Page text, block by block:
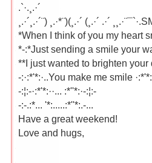
.`·.¸.·´
¸.·´¸.·´¨) ¸.·*¨)(¸.·´ (¸.·´ .·´
*When I think of you my heart
*-:*Just sending a smile your
**I just wanted to brighten your
-:·:*'*:·..You make me smile
-:¦:-·:*'*:··... :*''*:·-:¦:-
-:-.:*... '*:.....:*''*:.-...
Have a great weekend!
Love and hugs,